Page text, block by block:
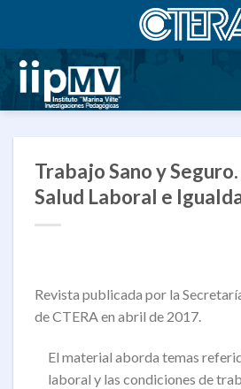
contenido
Trabajo Sano y
Salud Laboral e
Revista publicada por la
de CTERA en abril de 2017.
El material aborda temas
laboral y las condiciones de